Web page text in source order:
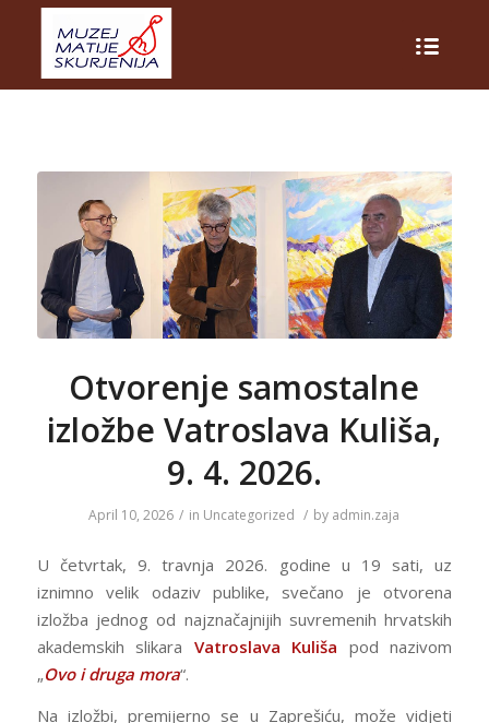
Otvorenje samostalne
izložbe Vatroslava Kuliša,
9. 4. 2026.
April 10, 2026 / in Uncategorized / by admin.zaja
U četvrtak, 9. travnja 2026. godine u 19 sati, uz
iznimno velik odaziv publike, svečano je otvorena
izložba jednog od najznačajnijih suvremenih hrvatskih
akademskih slikara Vatroslava Kuliša pod nazivom
„Ovo i druga mora“.
Na izložbi, premijerno se u Zaprešiću, može vidjeti